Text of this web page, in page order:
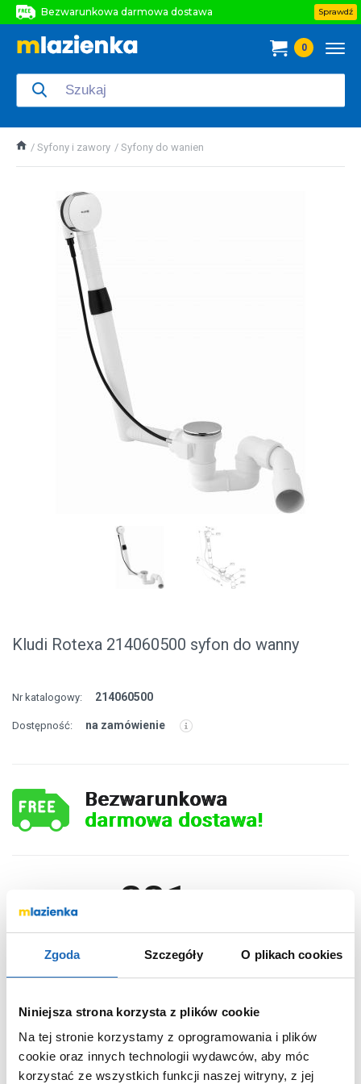
Zgoda Szczegóły O plikach cookies
Niniejsza strona korzysta z plików cookie
Na tej stronie korzystamy z oprogramowania i plików
cookie oraz innych technologii wydawców, aby móc
korzystać ze wszystkich funkcji naszej witryny, z jej
Bezwarunkowa darmowa dostawa
Bezwarunkowa darmowa dostawa
Sprawdź
0
Syfony i zawory Syfony do wanien
Kludi Rotexa 214060500 syfon do wanny
Nr katalogowy: 214060500
Dostępność: na zamówienie
Bezwarunkowa
darmowa dostawa!
331
DO KOSZYKA